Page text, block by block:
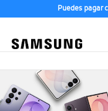
Puedes pagar